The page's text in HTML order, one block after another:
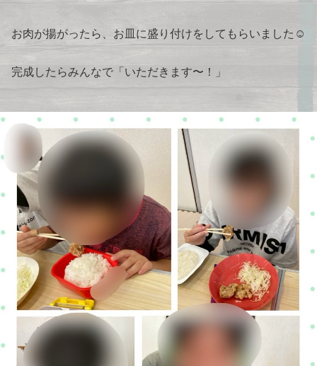
お肉が揚がったら、お皿に盛り付けをしてもらいました☺️
完成したらみんなで「いただきます〜！」